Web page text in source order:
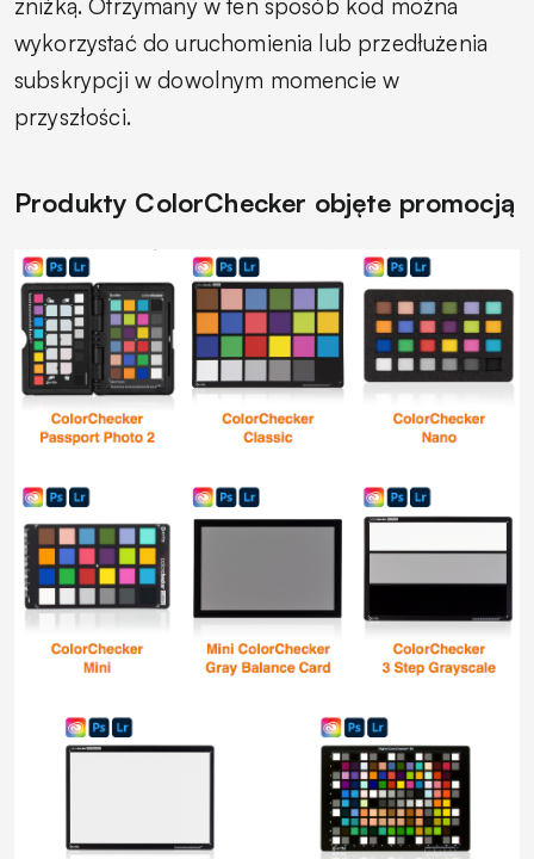
wykorzystać do uruchomienia lub przedłużenia
subskrypcji w dowolnym momencie w
przyszłości.
Produkty ColorChecker objęte promocją